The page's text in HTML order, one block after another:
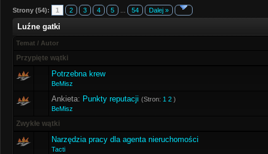
Strony (54): 1 2 3 4 5 54 Dalej »
Luźne gatki
Temat / Autor
Przypięte wątki
Potrzebna krew
BeMisz
Ankieta: Punkty reputacji (Stron: 1 2 )
BeMisz
Zwykłe wątki
Narzędzia pracy dla agenta nieruchomości
Tacti